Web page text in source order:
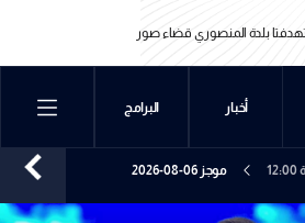
بلدة المنصوري قضاء صور
بلدة المنصوري قضاء صور
أخبار البرامج
موجز 06-08-2026